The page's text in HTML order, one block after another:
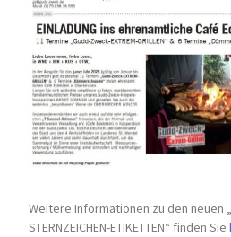
Weitere Informationen zu den neuen
STERNZEICHEN-ETIKETTEN“ finden Sie